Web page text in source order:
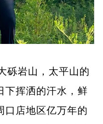
砾岩山，太平山的
下挥洒的汗水，鲜
口店地区亿万年的